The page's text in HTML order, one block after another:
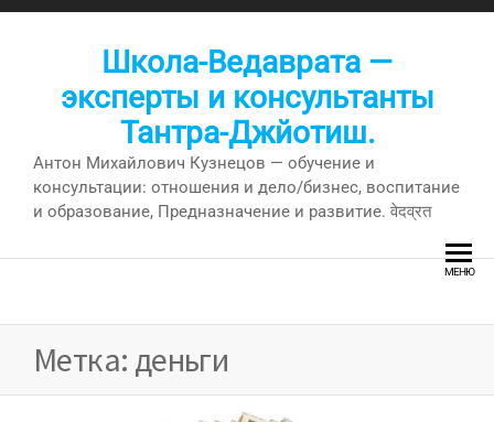
Перейти
Школа-Ведаврата —
эксперты и консультанты
Тантра-Джйотиш.
Антон Михайлович Кузнецов — обучение и
консультации: отношения и дело/бизнес, воспитание
и образование, Предназначение и развитие. वेदव्रत
МЕНЮ
Метка: деньги